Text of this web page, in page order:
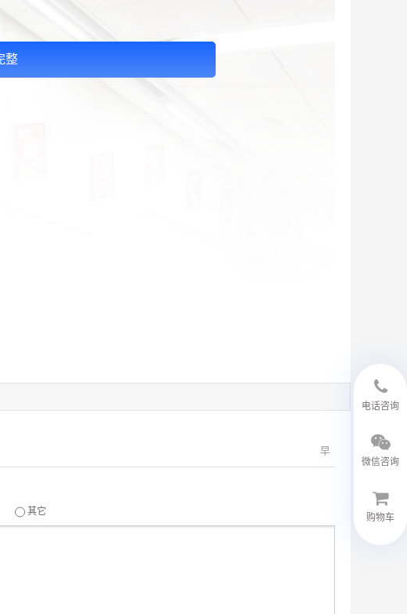
整
早
其它
电话咨询
微信咨询
购物车